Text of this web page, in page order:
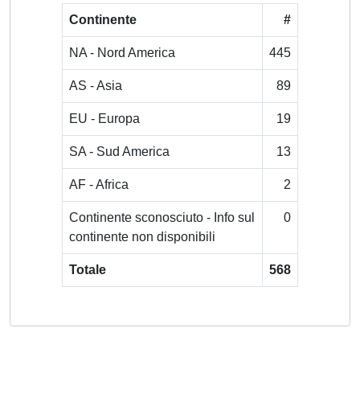
Continente #
NA - Nord America 445
AS - Asia 89
EU - Europa 19
SA - Sud America 13
AF - Africa 2
Continente sconosciuto - Info sul
continente non disponibili
0
Totale 568